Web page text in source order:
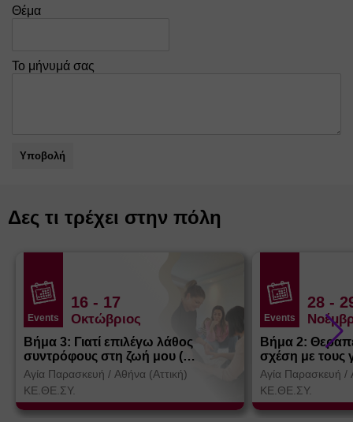
Θέμα
Το μήνυμά σας
Υποβολή
Δες τι τρέχει στην πόλη
Events
16 - 17
Οκτώβριος
Βήμα 3: Γιατί επιλέγω λάθος
συντρόφους στη ζωή μου (
Θεσσαλονίκη)
Αγία Παρασκευή / Αθήνα (Αττική)
ΚΕ.ΘΕ.ΣΥ.
Events
28 -
Βήμα 2:
σχέση με τους
Αγία Παρασκευή /
ΚΕ.ΘΕ.ΣΥ.